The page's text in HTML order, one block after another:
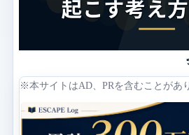
※本サイトはAD、PRを含むことがあ